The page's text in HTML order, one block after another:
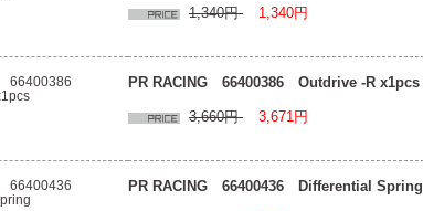
1,340円 1,340円
PR RACING 66400386 Outdrive -R x1pcs
3,660円 3,671円
PR RACING 66400436 Differential Spring